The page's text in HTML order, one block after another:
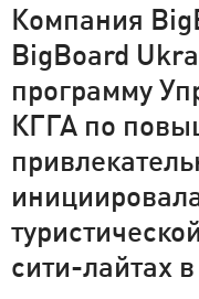
Компания
BigBoard
программу
КГГА по
сити-лайтах